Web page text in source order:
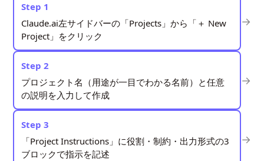
Step 1
Claude.ai左サイドバーの「Projects」から「＋ New
Project」をクリック
→
Step 2
プロジェクト名（用途が一目でわかる名前）と任意
の説明を入力して作成
→
Step 3
「Project Instructions」に役割・制約・出力形式の3
ブロックで指示を記述
→